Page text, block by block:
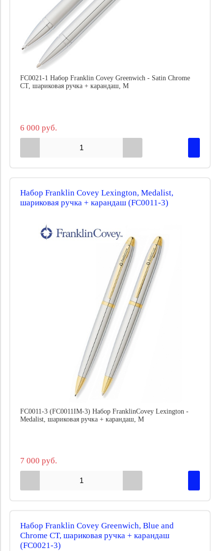
FC0021-1 Набор Franklin Covey Greenwich - Satin Chrome
CT, шариковая ручка + карандаш, M
6 000 руб.
Набор Franklin Covey Lexington, Medalist,
шариковая ручка + карандаш (FC0011-3)
FC0011-3 (FC0011IM-3) Набор FranklinCovey Lexington -
Medalist, шариковая ручка + карандаш, M
7 000 руб.
Набор Franklin Covey Greenwich, Blue and
Chrome CT, шариковая ручка + карандаш
(FC0021-3)